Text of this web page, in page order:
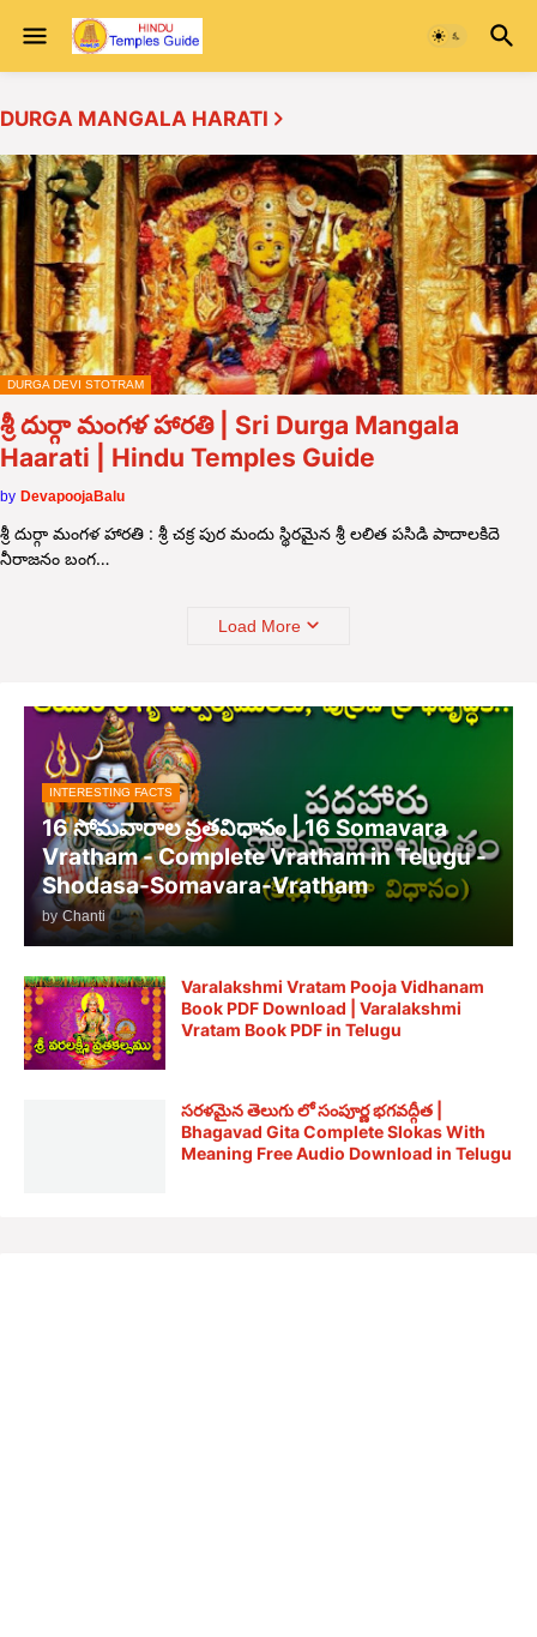
DURGA MANGALA HARATI
DURGA DEVI STOTRAM
శ్రీ దుర్గా మంగళ హారతి | Sri Durga Mangala
Haarati | Hindu Temples Guide
by DevapoojaBalu
శ్రీ దుర్గా మంగళ హారతి : శ్రీ చక్ర పుర మందు స్థిరమైన శ్రీ లలిత పసిడి పాదాలకిదె
నీరాజనం బంగ…
Load More
INTERESTING FACTS
16 సోమవారాల వ్రతవిధానం | 16 Somavara
Vratham - Complete Vratham in Telugu -
Shodasa-Somavara-Vratham
by Chanti
Varalakshmi Vratam Pooja Vidhanam
Book PDF Download | Varalakshmi
Vratam Book PDF in Telugu
సరళమైన తెలుగు లో సంపూర్ణ భగవద్గీత |
Bhagavad Gita Complete Slokas With
Meaning Free Audio Download in Telugu